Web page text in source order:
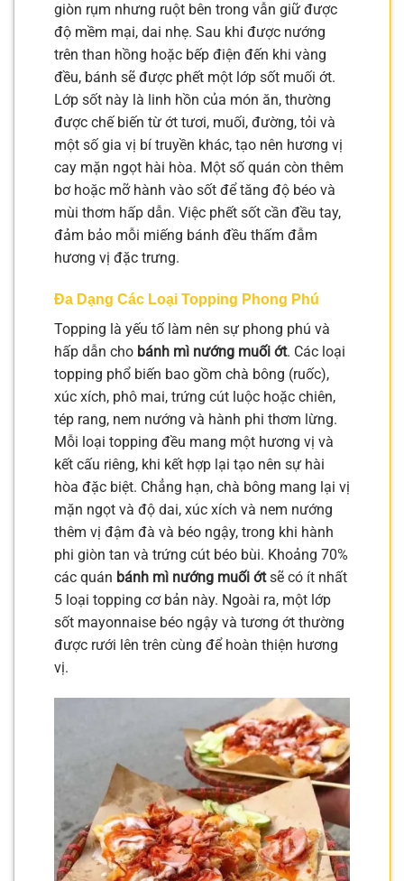
giòn rụm nhưng ruột bên trong vẫn giữ được
độ mềm mại, dai nhẹ. Sau khi được nướng
trên than hồng hoặc bếp điện đến khi vàng
đều, bánh sẽ được phết một lớp sốt muối ớt.
Lớp sốt này là linh hồn của món ăn, thường
được chế biến từ ớt tươi, muối, đường, tỏi và
một số gia vị bí truyền khác, tạo nên hương vị
cay mặn ngọt hài hòa. Một số quán còn thêm
bơ hoặc mỡ hành vào sốt để tăng độ béo và
mùi thơm hấp dẫn. Việc phết sốt cần đều tay,
đảm bảo mỗi miếng bánh đều thấm đẫm
hương vị đặc trưng.
Đa Dạng Các Loại Topping Phong Phú
Topping là yếu tố làm nên sự phong phú và
hấp dẫn cho bánh mì nướng muối ớt. Các loại
topping phổ biến bao gồm chà bông (ruốc),
xúc xích, phô mai, trứng cút luộc hoặc chiên,
tép rang, nem nướng và hành phi thơm lừng.
Mỗi loại topping đều mang một hương vị và
kết cấu riêng, khi kết hợp lại tạo nên sự hài
hòa đặc biệt. Chẳng hạn, chà bông mang lại vị
mặn ngọt và độ dai, xúc xích và nem nướng
thêm vị đậm đà và béo ngậy, trong khi hành
phi giòn tan và trứng cút béo bùi. Khoảng 70%
các quán bánh mì nướng muối ớtsẽ có ít nhất
5 loại topping cơ bản này. Ngoài ra, một lớp
sốt mayonnaise béo ngậy và tương ớt thường
được rưới lên trên cùng để hoàn thiện hương
vị.